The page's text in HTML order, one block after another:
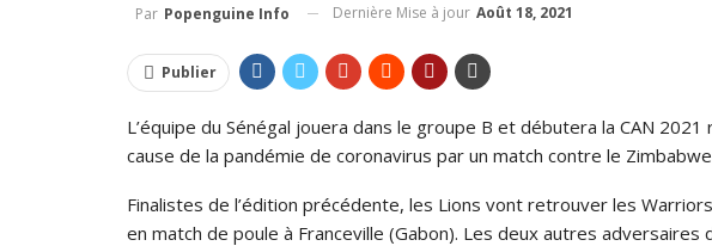
Par Popenguine Info Dernière Mise à jour Août 18, 2021
Publier
L’équipe du Sénégal jouera dans le groupe B et débutera la CAN
cause de la pandémie de coronavirus par un match contre le
Finalistes de l’édition précédente, les Lions vont retrouver les
en match de poule à Franceville (Gabon). Les deux autres adversaires